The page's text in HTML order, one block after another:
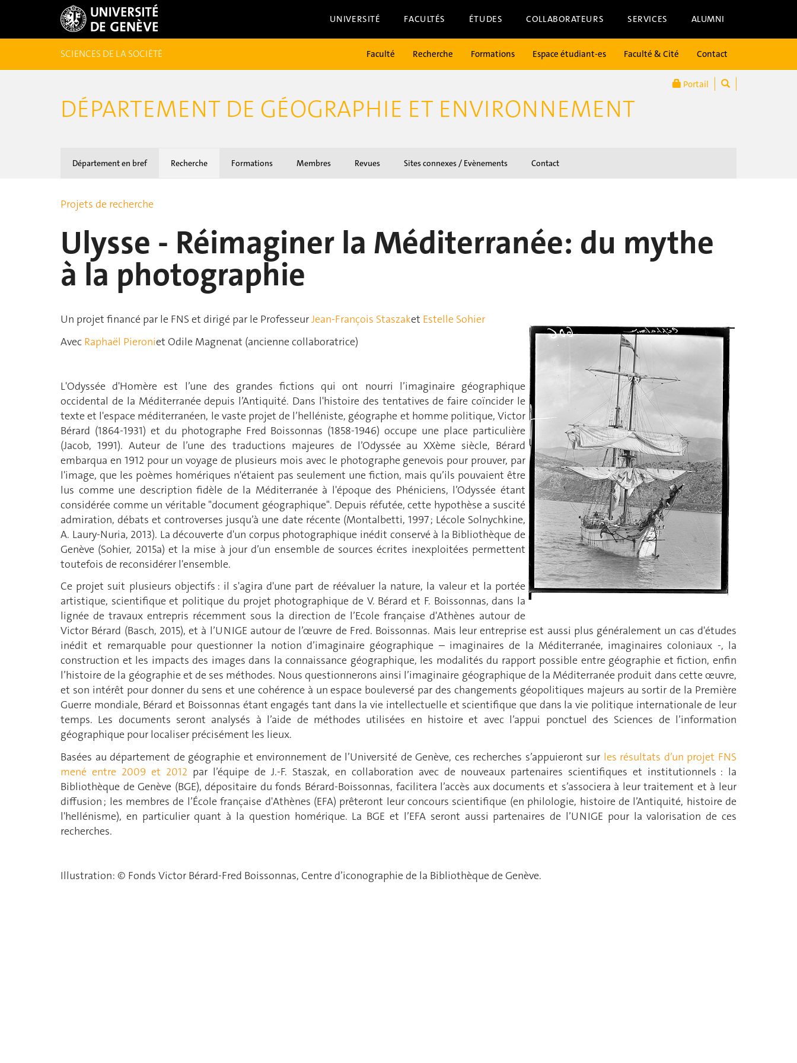
UNIVERSITÉ FACULTÉS ÉTUDES COLLABORATEURS SERVICES ALUMNI
Portail
SCIENCES DE LA SOCIÉTÉ Faculté Recherche Formations Espace étudiant-es Faculté & Cité Contact
DÉPARTEMENT DE GÉOGRAPHIE ET ENVIRONNEMENT
Département en bref Recherche Formations Membres Revues Sites connexes / Evènements Contact
Projets de recherche
Ulysse - Réimaginer la Méditerranée: du mythe
à la photographie
Un projet financé par le FNS et dirigé par le ProfesseurJean-François Staszaket Estelle Sohier
Avec Raphaël Pieroniet Odile Magnenat (ancienne collaboratrice)
L'Odyssée d'Homère est l’une des grandes fictions qui ont nourri l’imaginaire géographique
occidental de la Méditerranée depuis l’Antiquité. Dans l'histoire des tentatives de faire coïncider le
texte et l'espace méditerranéen, le vaste projet de l’helléniste, géographe et homme politique, Victor
Bérard (1864-1931) et du photographe Fred Boissonnas (1858-1946) occupe une place particulière
(Jacob, 1991). Auteur de l’une des traductions majeures de l’Odyssée au XXème siècle, Bérard
embarqua en 1912 pour un voyage de plusieurs mois avec le photographe genevois pour prouver, par
l'image, que les poèmes homériques n'étaient pas seulement une fiction, mais qu’ils pouvaient être
lus comme une description fidèle de la Méditerranée à l'époque des Phéniciens, l’Odyssée étant
considérée comme un véritable "document géographique". Depuis réfutée, cette hypothèse a suscité
admiration, débats et controverses jusqu’à une date récente (Montalbetti, 1997 ; Lécole Solnychkine,
A. Laury-Nuria, 2013). La découverte d'un corpus photographique inédit conservé à la Bibliothèque de
Genève (Sohier, 2015a) et la mise à jour d’un ensemble de sources écrites inexploitées permettent
toutefois de reconsidérer l'ensemble.
Ce projet suit plusieurs objectifs : il s'agira d'une part de réévaluer la nature, la valeur et la portée
artistique, scientifique et politique du projet photographique de V. Bérard et F. Boissonnas, dans la
lignée de travaux entrepris récemment sous la direction de l’Ecole française d'Athènes autour de
Victor Bérard (Basch, 2015), et à l’UNIGE autour de l’œuvre de Fred. Boissonnas. Mais leur entreprise est aussi plus généralement un cas d'études
inédit et remarquable pour questionner la notion d’imaginaire géographique – imaginaires de la Méditerranée, imaginaires coloniaux -, la
construction et les impacts des images dans la connaissance géographique, les modalités du rapport possible entre géographie et fiction, enfin
l’histoire de la géographie et de ses méthodes. Nous questionnerons ainsi l’imaginaire géographique de la Méditerranée produit dans cette œuvre,
et son intérêt pour donner du sens et une cohérence à un espace bouleversé par des changements géopolitiques majeurs au sortir de la Première
Guerre mondiale, Bérard et Boissonnas étant engagés tant dans la vie intellectuelle et scientifique que dans la vie politique internationale de leur
temps. Les documents seront analysés à l’aide de méthodes utilisées en histoire et avec l’appui ponctuel des Sciences de l’information
géographique pour localiser précisément les lieux.
Basées au département de géographie et environnement de l’Université de Genève, ces recherches s’appuieront sur les résultats d’un projet FNS
mené entre 2009 et 2012 par l’équipe de J.-F. Staszak, en collaboration avec de nouveaux partenaires scientifiques et institutionnels : la
Bibliothèque de Genève (BGE), dépositaire du fonds Bérard-Boissonnas, facilitera l’accès aux documents et s’associera à leur traitement et à leur
diffusion ; les membres de l’École française d'Athènes (EFA) prêteront leur concours scientifique (en philologie, histoire de l’Antiquité, histoire de
l'hellénisme), en particulier quant à la question homérique. La BGE et l’EFA seront aussi partenaires de l’UNIGE pour la valorisation de ces
recherches.
Illustration: © Fonds Victor Bérard-Fred Boissonnas, Centre d’iconographie de la Bibliothèque de Genève.